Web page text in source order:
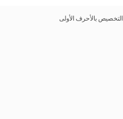
التخصيص بالأحرف الأولى